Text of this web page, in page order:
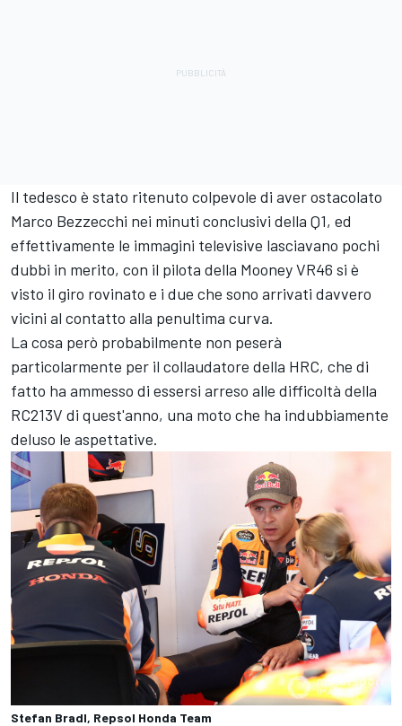
Il tedesco è stato ritenuto colpevole di aver ostacolato
Marco Bezzecchi nei minuti conclusivi della Q1, ed
effettivamente le immagini televisive lasciavano pochi
dubbi in merito, con il pilota della Mooney VR46 si è
visto il giro rovinato e i due che sono arrivati davvero
vicini al contatto alla penultima curva.
La cosa però probabilmente non peserà
particolarmente per il collaudatore della HRC, che di
fatto ha ammesso di essersi arreso alle difficoltà della
RC213V di quest'anno, una moto che ha indubbiamente
deluso le aspettative.
Stefan Bradl, Repsol Honda Team